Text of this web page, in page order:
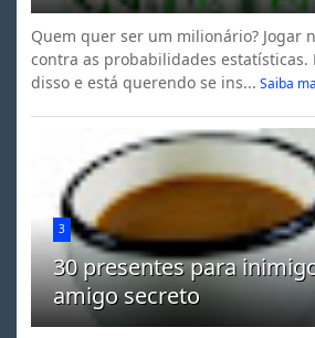
Quem quer ser um milionário? Jogar
contra as probabilidades estatísticas.
disso e está querendo se ins... Saiba
3
30 presentes para
amigo secreto